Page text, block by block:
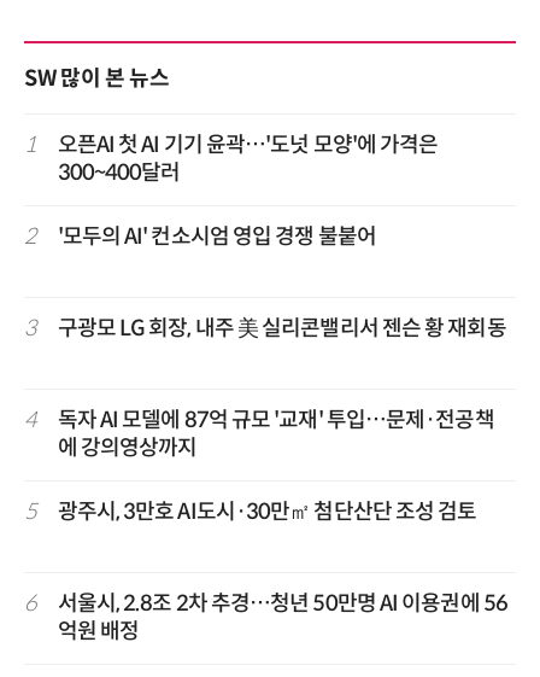
SW 많이 본 뉴스
1
오픈AI 첫 AI 기기 윤곽…'도넛 모양'에 가격은
300~400달러
2 '모두의 AI' 컨소시엄 영입 경쟁 불붙어
3 구광모 LG 회장, 내주 美 실리콘밸리서 젠슨 황 재회동
4
독자 AI 모델에 87억 규모 '교재' 투입…문제·전공책
에 강의영상까지
5 광주시, 3만호 AI도시·30만㎡ 첨단산단 조성 검토
6
서울시, 2.8조 2차 추경…청년 50만명 AI 이용권에 56
억원 배정